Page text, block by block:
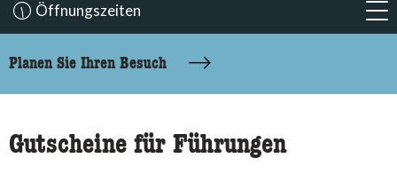
Öffnungszeiten
Planen Sie Ihren Besuch
Gutscheine für Führungen